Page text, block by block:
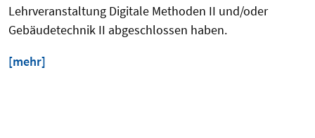
Lehrveranstaltung Digitale Methoden II und/oder
Gebäudetechnik II abgeschlossen haben.
[mehr]